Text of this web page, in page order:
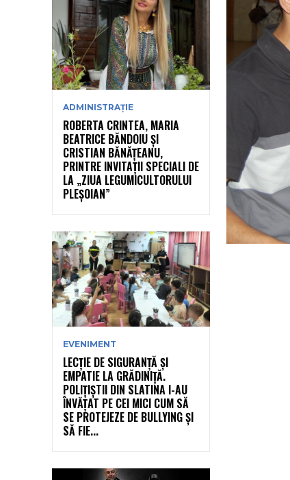
ADMINISTRAȚIE
ROBERTA CRINTEA, MARIA
BEATRICE BĂNDOIU ȘI
CRISTIAN BĂNĂȚEANU,
PRINTRE INVITAȚII SPECIALI DE
LA „ZIUA LEGUMICULTORULUI
PLEȘOIAN”
EVENIMENT
LECȚIE DE SIGURANȚĂ ȘI
EMPATIE LA GRĂDINIȚĂ.
POLIȚIȘTII DIN SLATINA I-AU
ÎNVĂȚAT PE CEI MICI CUM SĂ
SE PROTEJEZE DE BULLYING ȘI
SĂ FIE...